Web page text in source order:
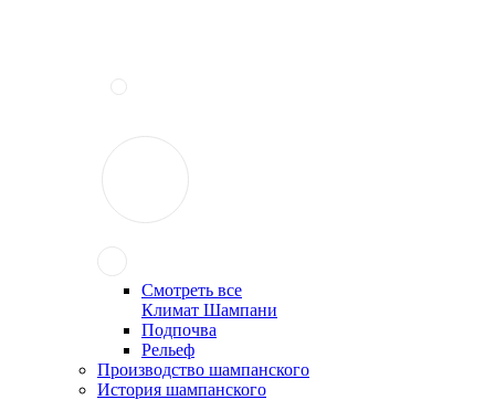
Смотреть все
Климат Шампани
Подпочва
Рельеф
Производство шампанского
История шампанского